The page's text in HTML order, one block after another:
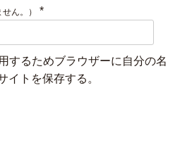
ん。） *
するためブラウザーに自分の名
イトを保存する。